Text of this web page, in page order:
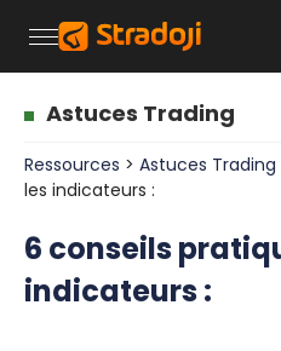
Astuces Trading
Ressources > Astuces Trading
les indicateurs :
6 conseils
indicateurs :